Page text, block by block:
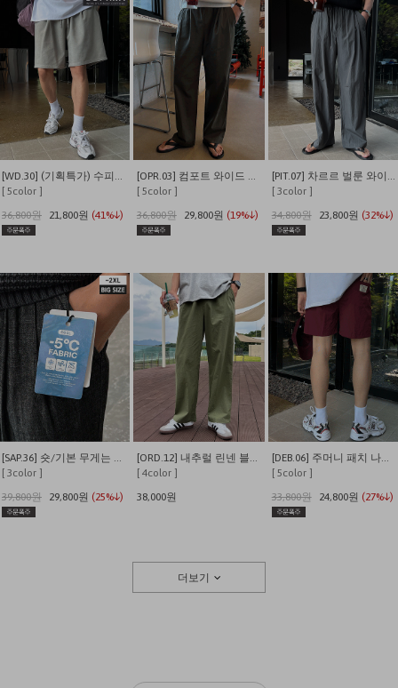
[ 5color ]
36,800원
21,800원 (41%↓)
[ 5color ]
36,800원
29,800원 (19%↓)
[ 3color ]
34,800원
23,800원 (32%↓)
[SAP.36] 숏/기본 무게는 덜어내고 시원함만 남긴 쿨링 밴딩 데님
[ 3color ]
39,800원
29,800원 (25%↓)
[ORD.12] 내추럴 린넨 블렌딩 밴딩 와이드 팬츠
[ 4color ]
38,000원
[DEB.06] 주머니 패치 나일론 이지 밴딩 반바지
[ 5color ]
33,800원
24,800원 (27%↓)
더보기